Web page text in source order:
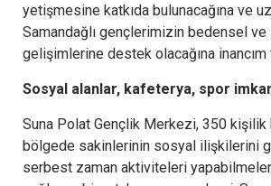
yetişmesine katkıda bulunacağına ve
Samandağlı gençlerimizin bedensel
gelişimlerine destek olacağına inancım
Sosyal alanlar, kafeterya, spor
Suna Polat Gençlik Merkezi, 350
bölgede sakinlerinin sosyal ilişkilerini
serbest zaman aktiviteleri